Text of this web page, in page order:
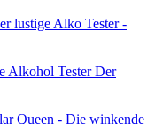
lustige Alko Tester -
Der
Queen - Die winkende